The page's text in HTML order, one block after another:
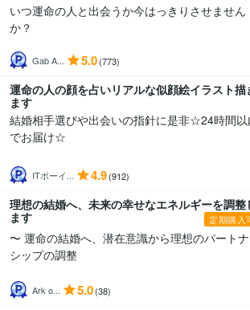
いつ運命の人と出会うか今はっきりさせません
か？
Gab A... 5.0(773)
運命の人の顔を占いリアルな似顔絵イラスト描
ます
結婚相手選びや出会いの指針に是非☆24時間以
でお届け☆
ITボーイ... 4.9(912)
理想の結婚へ、未来の幸せなエネルギーを調整
ます
定期購入
〜 運命の結婚へ、潜在意識から理想のパート
シップの調整
Ark o... 5.0(38)